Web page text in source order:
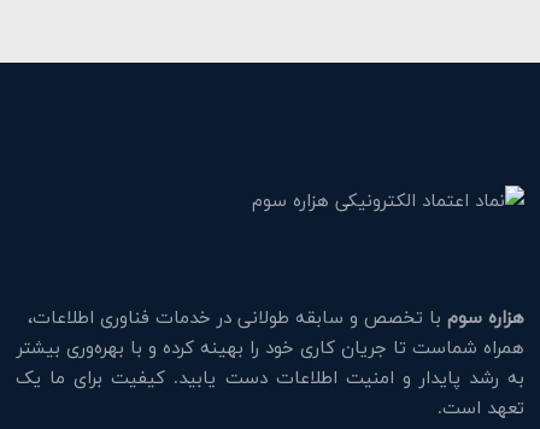
هزاره سوم با تخصص و سابقه طولانی در خدمات فناوری اطلاعات،
همراه شماست تا جریان کاری خود را بهینه کرده و با بهره‌وری بیشتر
به رشد پایدار و امنیت اطلاعات دست یابید. کیفیت برای ما یک
تعهد است.